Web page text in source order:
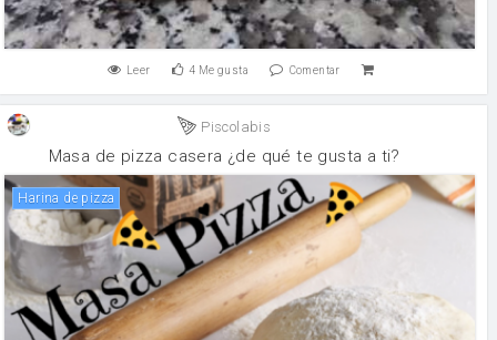
Leer 4 Me gusta Comentar
Piscolabis
Masa de pizza casera ¿de qué te gusta a ti?
harina de pizza